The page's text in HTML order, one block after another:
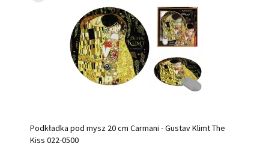
Podkładka pod mysz 20 cm Carmani - Gustav Klimt The
Kiss 022-0500